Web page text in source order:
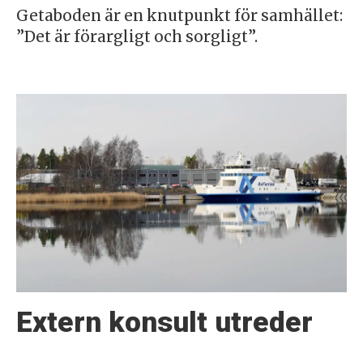
Getaboden är en knutpunkt för samhället:
”Det är förargligt och sorgligt”.
Extern konsult utreder